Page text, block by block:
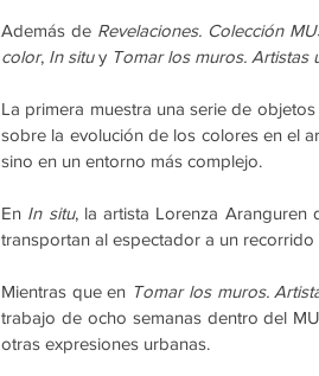
Además de Revelaciones. Colección
color, In situ y Tomar los muros. Artistas
La primera muestra una serie de
sobre la evolución de los colores en el
sino en un entorno más complejo.
En In situ, la artista Lorenza
transportan al espectador a un
Mientras que en Tomar los muros.
trabajo de ocho semanas dentro del
otras expresiones urbanas.